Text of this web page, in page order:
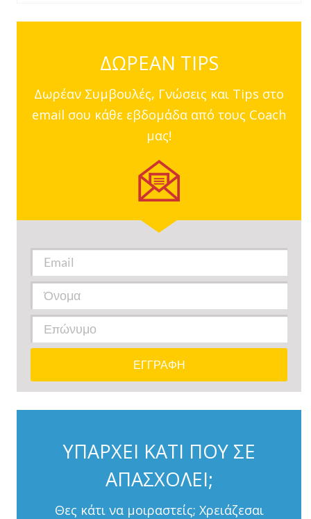
ΔΩΡΕΑΝ TIPS
Δωρέαν Συμβουλές, Γνώσεις και Tips στο
email σου κάθε εβδομάδα από τους Coach
μας!
ΥΠΑΡΧΕΙ ΚΑΤΙ ΠΟΥ ΣΕ
ΑΠΑΣΧΟΛΕΙ;
Θες κάτι να μοιραστείς; Χρειάζεσαι